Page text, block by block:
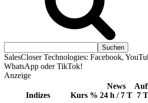
SalesCloser Technologies: Facebook,
WhatsApp oder TikTok!
Anzeige
Indizes Kurs %
News
24 h / 7 T 7